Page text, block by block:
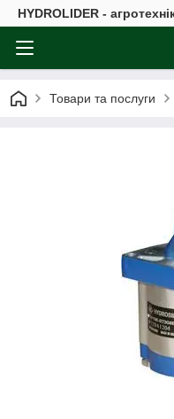
HYDROLIDER -
Товари та послуги